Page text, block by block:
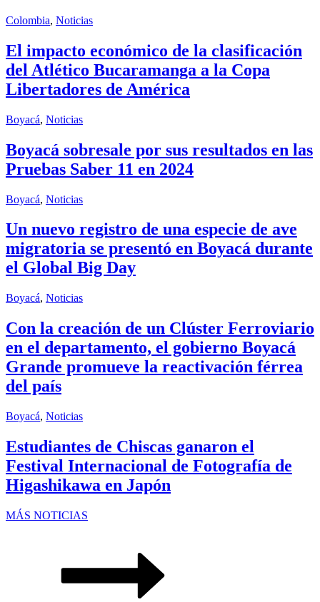
Colombia, Noticias
El impacto económico de la clasificación
del Atlético Bucaramanga a la Copa
Libertadores de América
Boyacá, Noticias
Boyacá sobresale por sus resultados en las
Pruebas Saber 11 en 2024
Boyacá, Noticias
Un nuevo registro de una especie de ave
migratoria se presentó en Boyacá durante
el Global Big Day
Boyacá, Noticias
Con la creación de un Clúster Ferroviario
en el departamento, el gobierno Boyacá
Grande promueve la reactivación férrea
del país
Boyacá, Noticias
Estudiantes de Chiscas ganaron el
Festival Internacional de Fotografía de
Higashikawa en Japón
MÁS NOTICIAS